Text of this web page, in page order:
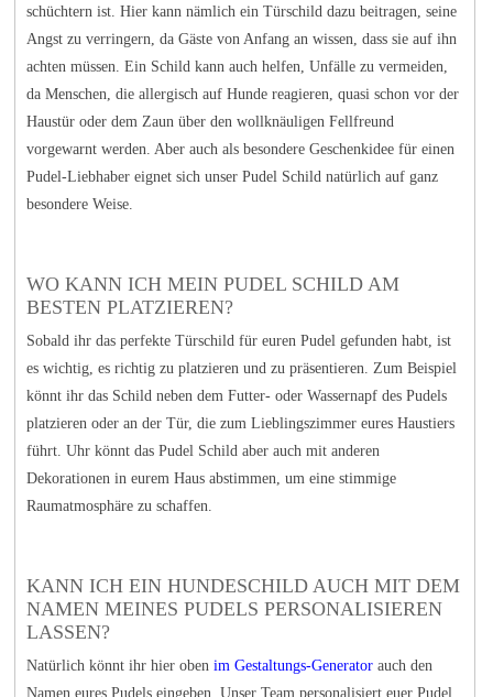
schüchtern ist. Hier kann nämlich ein Türschild dazu beitragen, seine
Angst zu verringern, da Gäste von Anfang an wissen, dass sie auf ihn
achten müssen. Ein Schild kann auch helfen, Unfälle zu vermeiden,
da Menschen, die allergisch auf Hunde reagieren, quasi schon vor der
Haustür oder dem Zaun über den wollknäuligen Fellfreund
vorgewarnt werden. Aber auch als besondere Geschenkidee für einen
Pudel-Liebhaber eignet sich unser Pudel Schild natürlich auf ganz
besondere Weise.
WO KANN ICH MEIN PUDEL SCHILD AM
BESTEN PLATZIEREN?
Sobald ihr das perfekte Türschild für euren Pudel gefunden habt, ist
es wichtig, es richtig zu platzieren und zu präsentieren. Zum Beispiel
könnt ihr das Schild neben dem Futter- oder Wassernapf des Pudels
platzieren oder an der Tür, die zum Lieblingszimmer eures Haustiers
führt. Uhr könnt das Pudel Schild aber auch mit anderen
Dekorationen in eurem Haus abstimmen, um eine stimmige
Raumatmosphäre zu schaffen.
KANN ICH EIN HUNDESCHILD AUCH MIT DEM
NAMEN MEINES PUDELS PERSONALISIEREN
LASSEN?
Natürlich könnt ihr hier oben im Gestaltungs-Generator auch den
Namen eures Pudels eingeben. Unser Team personalisiert euer Pudel